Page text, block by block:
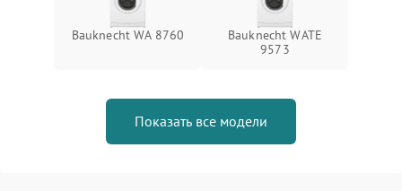
Bauknecht WA 8760
Bauknecht WATE
9573
Показать все модели